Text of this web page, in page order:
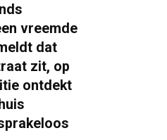
vreemde
dat
zit, op
ontdekt